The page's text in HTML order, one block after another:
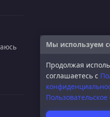
Мы используем
Продолжая
соглашаетесь с